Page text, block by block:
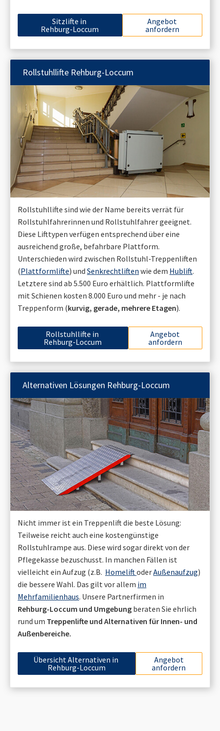
Sitzlifte in
Rehburg-Loccum
Angebot
anfordern
Rollstuhllifte Rehburg-Loccum
Rollstuhllifte sind wie der Name bereits verrät für
Rollstuhlfahrerinnen und Rollstuhlfahrer geeignet.
Diese Lifttypen verfügen entsprechend über eine
ausreichend große, befahrbare Plattform.
Unterschieden wird zwischen Rollstuhl-Treppenliften
(Plattformlifte) und Senkrechtliften wie dem Hublift.
Letztere sind ab 5.500 Euro erhältlich. Plattformlifte
mit Schienen kosten 8.000 Euro und mehr - je nach
Treppenform (kurvig, gerade, mehrere Etagen).
Rollstuhllifte in
Rehburg-Loccum
Angebot
anfordern
Alternativen Lösungen Rehburg-Loccum
Nicht immer ist ein Treppenlift die beste Lösung:
Teilweise reicht auch eine kostengünstige
Rollstuhlrampe aus. Diese wird sogar direkt von der
Pflegekasse bezuschusst. In manchen Fällen ist
vielleicht ein Aufzug (z.B. HomeliftoderAußenaufzug)
die bessere Wahl. Das gilt vor allem im
Mehrfamilienhaus. Unsere Partnerfirmen in
Rehburg-Loccum und Umgebung beraten Sie ehrlich
rund um Treppenlifte und Alternativen für Innen- und
Außenbereiche.
Übersicht Alternativen in
Rehburg-Loccum
Angebot
anfordern